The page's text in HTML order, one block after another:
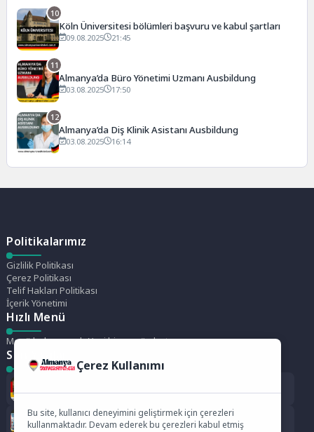
10
Köln Üniversitesi bölümleri başvuru ve kabul şartları
09.08.2025 21:45
11
Almanya’da Büro Yönetimi Uzmanı Ausbildung
03.08.2025 17:50
12
Almanya’da Diş Klinik Asistanı Ausbildung
03.08.2025 16:14
Politikalarımız
Gizlilik Politikası
Çerez Politikası
Telif Hakları Politikası
İçerik Yönetimi
Hızlı Menü
Menü bulunamadı. Yeni bir menü oluştur.
Son Yazılar
Bayreuth Üniversitesi
Çerez Kullanımı
Bu site, kullanıcı deneyimini geliştirmek için çerezleri
kullanmaktadır. Devam ederek bu çerezleri kabul etmiş